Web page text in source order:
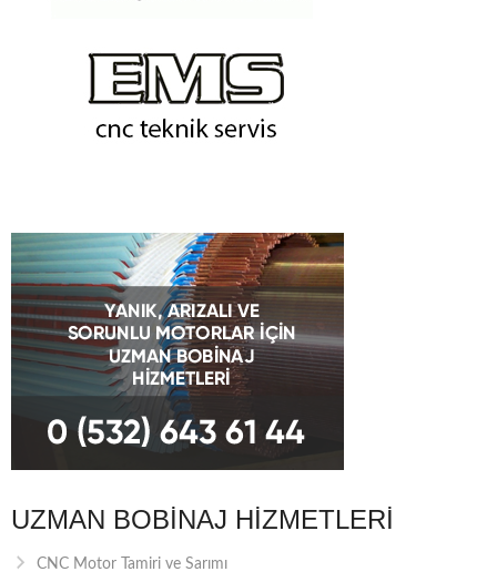
UZMAN BOBINAJ HIZMETLERI
CNC Motor Tamiri ve Sarımı